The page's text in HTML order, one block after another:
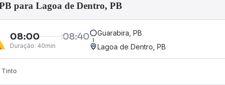
para Lagoa de Dentro, PB
08:00 08:40
Duração: 40min
Guarabira, PB
Lagoa de Dentro, PB
Tinto